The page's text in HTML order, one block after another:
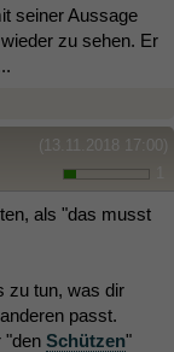
seiner Aussage
zu sehen. Er
(13.11.2018 17:00)
als "das musst
zu tun, was dir
passt.
"den Schützen"